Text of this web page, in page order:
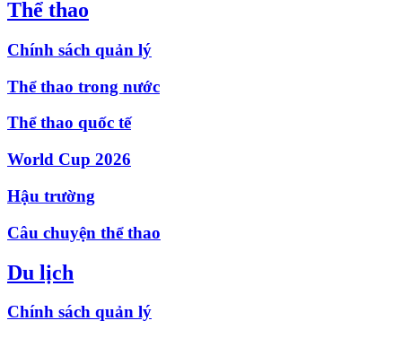
Thể thao
Chính sách quản lý
Thể thao trong nước
Thể thao quốc tế
World Cup 2026
Hậu trường
Câu chuyện thể thao
Du lịch
Chính sách quản lý